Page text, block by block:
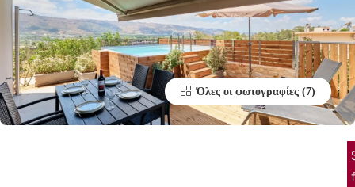
Όλες οι φωτογραφίες